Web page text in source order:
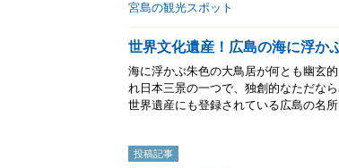
宮島の観光スポット
世界文化遺産！広島の海に浮か
海に浮かぶ朱色の大鳥居が何とも幽玄
れ日本三景の一つで、独創的なただな
世界遺産にも登録されている広島の名所
投稿記事